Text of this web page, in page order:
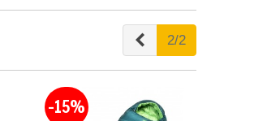
Anterior
2/2
-15%